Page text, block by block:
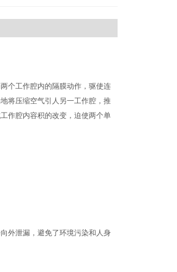
个工作腔内的隔膜动作，驱使连
将压缩空气引人另一工作腔，推
作腔内容积的改变，迫使两个单
外泄漏，避免了环境污染和人身